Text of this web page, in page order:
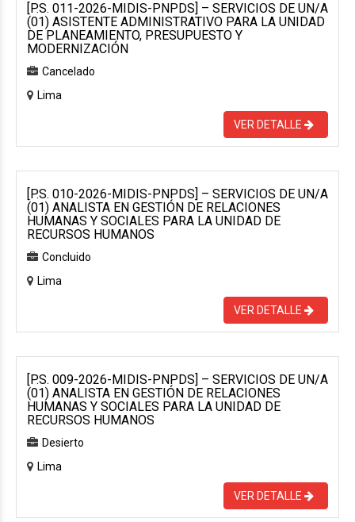
[P.S. 011-2026-MIDIS-PNPDS] – SERVICIOS DE UN/A
(01) ASISTENTE ADMINISTRATIVO PARA LA UNIDAD
DE PLANEAMIENTO, PRESUPUESTO Y
MODERNIZACIÓN
Cancelado
Lima
VER DETALLE
[P.S. 010-2026-MIDIS-PNPDS] – SERVICIOS DE UN/A
(01) ANALISTA EN GESTIÓN DE RELACIONES
HUMANAS Y SOCIALES PARA LA UNIDAD DE
RECURSOS HUMANOS
Concluido
Lima
VER DETALLE
[P.S. 009-2026-MIDIS-PNPDS] – SERVICIOS DE UN/A
(01) ANALISTA EN GESTIÓN DE RELACIONES
HUMANAS Y SOCIALES PARA LA UNIDAD DE
RECURSOS HUMANOS
Desierto
Lima
VER DETALLE